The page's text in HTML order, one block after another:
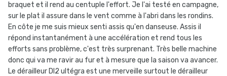
braquet et il rend au centuple l'effort. Je l'ai testé en campagne,
sur le plat il assure dans le vent comme à l'abri dans les rondins.
En côte je me suis mieux senti assis qu'en danseuse. Assis il
répond instantanément à une accélération et rend tous les
efforts sans problème, c'est très surprenant. Très belle machine
donc qui va me ravir au fur et à mesure que la saison va avancer.
Le dérailleur DI2 ultégra est une merveille surtout le dérailleur